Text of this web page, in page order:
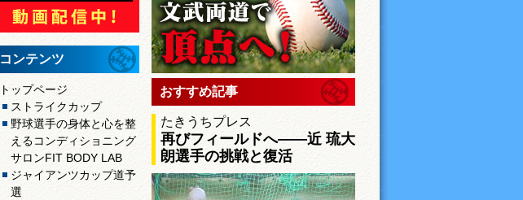
コンテンツ
トップページ
ストライクカップ
野球選手の身体と心を整
えるコンディショニング
サロンFIT BODY LAB
ジャイアンツカップ道予
選
おすすめ記事
たきうちプレス
再びフィールドへ――近 琉大
朗選手の挑戦と復活